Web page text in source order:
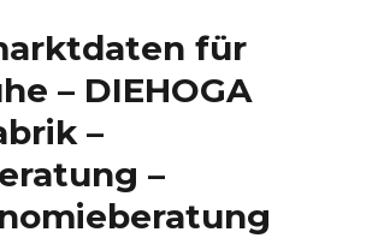
für
– DIEHOGA
–
–